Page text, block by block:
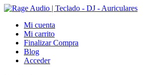
Mi cuenta
Mi carrito
Finalizar Compra
Blog
Acceder